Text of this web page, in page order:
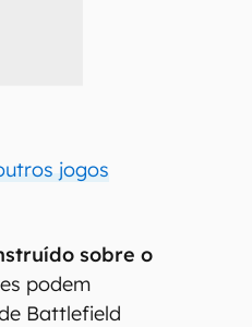
jogos
sobre o
podem
Battlefield